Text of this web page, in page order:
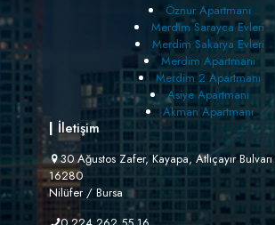
Öznur Apartmanı
Merdim Sarayca Evleri
Merdim Sakarya Evleri
Merdim Apartmanı
Merdim 2 Apartmanı
Asiye Apartmanı
Akman Apartmanı
| İletişim
30 Ağustos Zafer, Kayapa, Atlıçayır
16280
Nilüfer / Bursa